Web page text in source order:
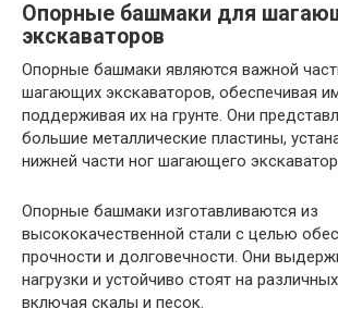
Опорные башмаки для
экскаваторов
Опорные башмаки являются важной
шагающих экскаваторов, обеспечивая
поддерживая их на грунте. Они
большие металлические пластины,
нижней части ног шагающего
Опорные башмаки изготавливаются из
высококачественной стали с целью
прочности и долговечности. Они
нагрузки и устойчиво стоят на различных
включая скалы и песок.